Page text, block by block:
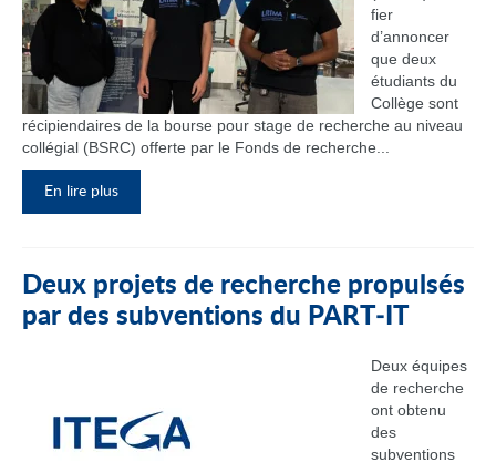
fier
d’annoncer
que deux
étudiants du
Collège sont
récipiendaires de la bourse pour stage de recherche au niveau
collégial (BSRC) offerte par le Fonds de recherche...
En lire plus
Deux projets de recherche propulsés
par des subventions du PART‑IT
Deux équipes
de recherche
ont obtenu
des
subventions